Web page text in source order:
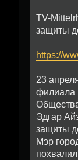
TV-
защиты
https://
23
филиала
Эдгар
защиты
Мэр